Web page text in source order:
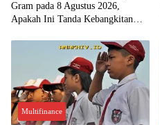
Gram pada 8 Agustus 2026,
Apakah Ini Tanda Kebangkitan
Multifinance